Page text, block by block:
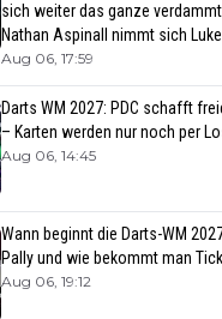
sich weiter das ganze
Nathan Aspinall nimmt sich
Aug 06, 17:59
Darts WM 2027: PDC schafft
– Karten werden nur noch per
Aug 06, 14:45
Wann beginnt die Darts-WM
Pally und wie bekommt man
Aug 06, 19:12